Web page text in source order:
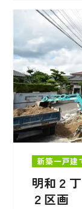
新築一戸建
明和２
２区画